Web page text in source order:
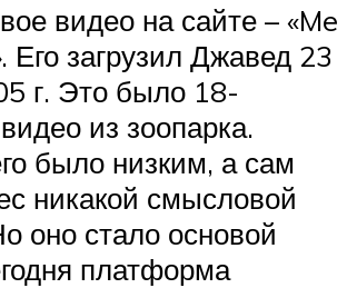
видео на сайте – «Me
Его загрузил Джавед 23
г. Это было 18-
из зоопарка.
было низким, а сам
никакой смысловой
оно стало основой
платформа